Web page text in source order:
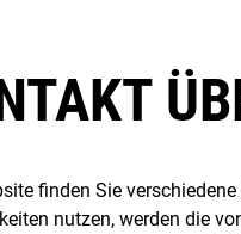
finden Sie
nutzen, werden die